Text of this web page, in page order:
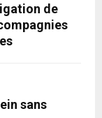
de
sans